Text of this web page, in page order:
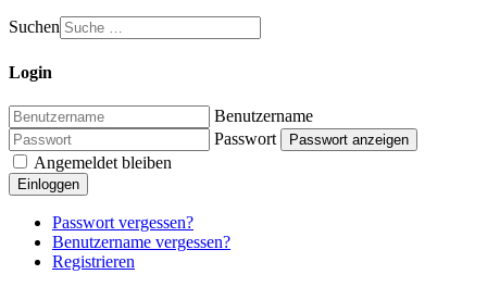
Suchen
Login
Benutzername
Passwort
Passwort anzeigen
Angemeldet bleiben
Einloggen
Passwort vergessen?
Benutzername vergessen?
Registrieren